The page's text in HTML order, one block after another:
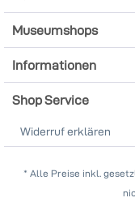
Museumshops
Informationen
Shop Service
Widerruf erklären
* Alle Preise inkl.